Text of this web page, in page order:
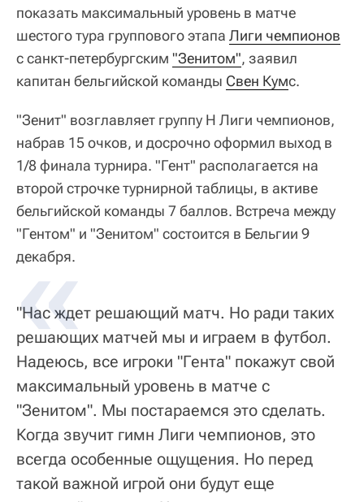
показать максимальный уровень в матче
шестого тура группового этапа Лиги чемпионов
с санкт-петербургским "Зенитом", заявил
капитан бельгийской команды Свен Кумс.
"Зенит" возглавляет группу H Лиги чемпионов,
набрав 15 очков, и досрочно оформил выход в
1/8 финала турнира. "Гент" располагается на
второй строчке турнирной таблицы, в активе
бельгийской команды 7 баллов. Встреча между
"Гентом" и "Зенитом" состоится в Бельгии 9
декабря.
"Нас ждет решающий матч. Но ради таких
решающих матчей мы и играем в футбол.
Надеюсь, все игроки "Гента" покажут свой
максимальный уровень в матче с
"Зенитом". Мы постараемся это сделать.
Когда звучит гимн Лиги чемпионов, это
всегда особенные ощущения. Но перед
такой важной игрой они будут еще